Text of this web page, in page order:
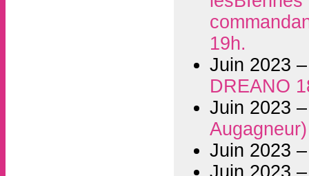
19h.
Juin 2023
DREANO
Juin 2023
Augagneur)
Juin 2023